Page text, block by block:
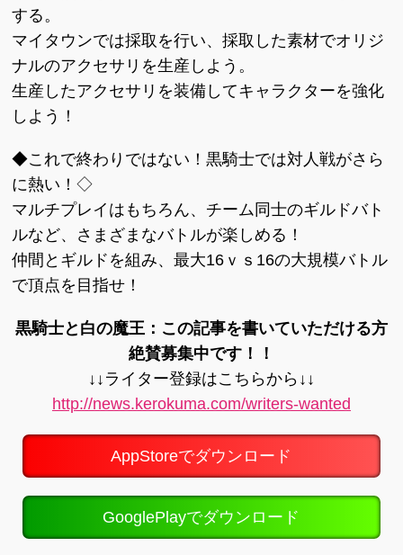
する。
マイタウンでは採取を行い、採取した素材でオリジ
ナルのアクセサリを生産しよう。
生産したアクセサリを装備してキャラクターを強化
しよう！
◆これで終わりではない！黒騎士では対人戦がさら
に熱い！◇
マルチプレイはもちろん、チーム同士のギルドバト
ルなど、さまざまなバトルが楽しめる！
仲間とギルドを組み、最大16ｖｓ16の大規模バトル
で頂点を目指せ！
黒騎士と白の魔王：この記事を書いていただける方
絶賛募集中です！！
↓↓ライター登録はこちらから↓↓
http://news.kerokuma.com/writers-wanted
AppStoreでダウンロード
GooglePlayでダウンロード